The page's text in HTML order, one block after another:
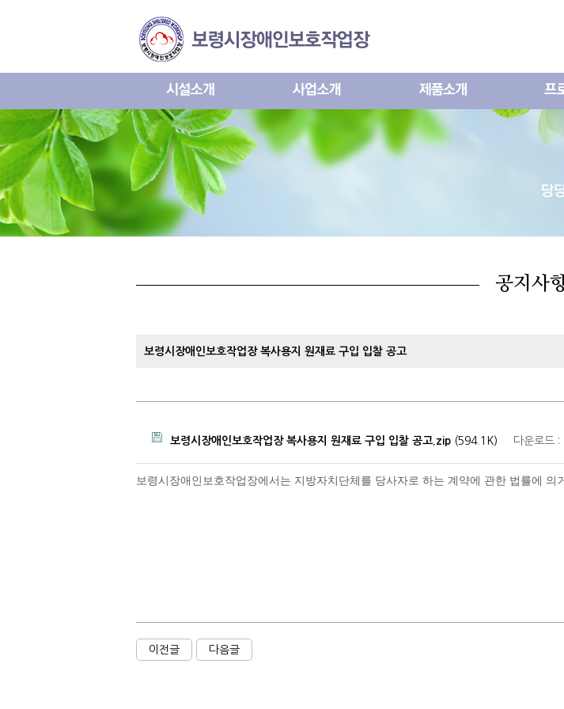
공지사
보령시장애인보호작업장 복사용지 원재료 구입 입찰 공고
보령시장애인보호작업장 복사용지 원재료 구입 입찰 공고.zip (594.1K) 다운로드
보령시장애인보호작업장에서는 지방자치단체를 당사자로 하는 계약에 관한 법률에
이전글 다음글